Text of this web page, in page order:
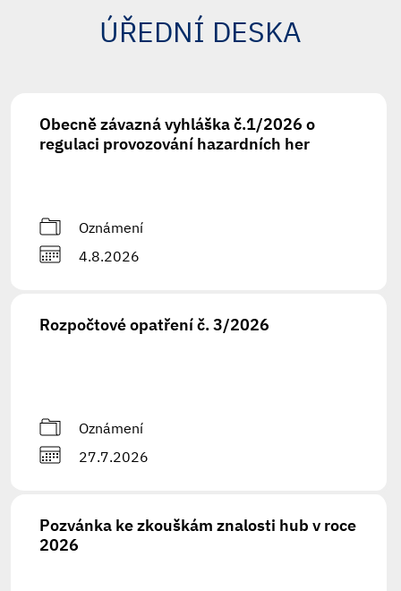
ÚŘEDNÍ DESKA
Obecně závazná vyhláška č.1/2026 o
regulaci provozování hazardních her
Oznámení
4.8.2026
Rozpočtové opatření č. 3/2026
Oznámení
27.7.2026
Pozvánka ke zkouškám znalosti hub v roce
2026